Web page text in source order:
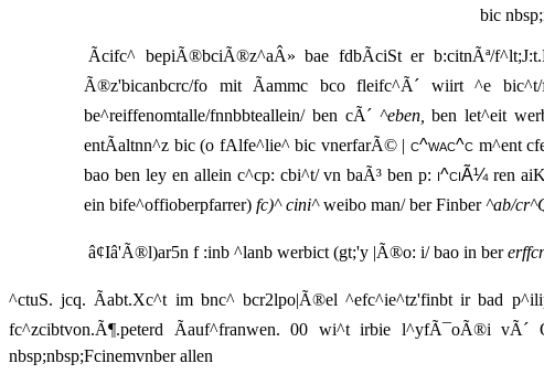
bic
Ãcifc^ bepiÃ®bciÃ®z^aÂ» bae fdbÃciSt er b:citnÃª/
Ã®z'bicanbcrc/fo mit Ãammc bco fleifc^Ã´ wiirt ^e
be^reiffenomtalle/fnnbbteallein/ ben cÃ´ ^eben, ben let^eit
entÃaltnn^z bic (o fAlfe^lie^ bic vnerfarÃ© | c^wac^cm^ent
bao ben ley en allein c^cp: cbi^t/ vn baÃ³ ben p: i^ciÃ¼ren
ein bife^offioberpfarrer) fc)^ cini^weibo man/ ber Finber^ab/
â¢Iâ'Ã®l)ar5n f :inb ^lanb werbict (gt;'y |Ã®o: i/ bao in ber
^ctuS. jcq. Ãabt.Xc^t im bnc^ bcr2lpo|Ã®el ^efc^ie^tz'finbt ir bad
fc^zcibtvon.Ã¶.peterd Ãauf^franwen. 00 wi^t irbie l^yfÃ¯oÃ®i vÃ´
nbsp;nbsp;Fcinemvnber allen